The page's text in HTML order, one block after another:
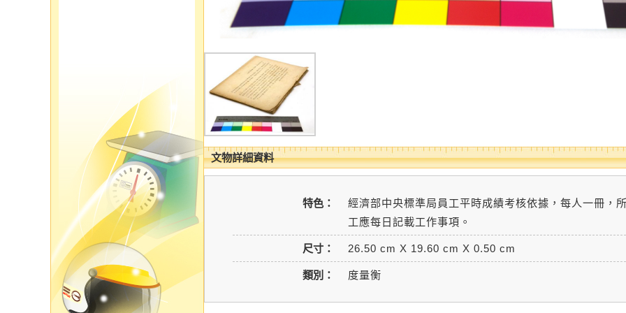
文物詳細資料
特色：
經濟部中央標準局員工平時成績考核依據，每人一冊，
工應每日記載工作事項。
尺寸： 26.50 cm X 19.60 cm X 0.50 cm
類別： 度量衡